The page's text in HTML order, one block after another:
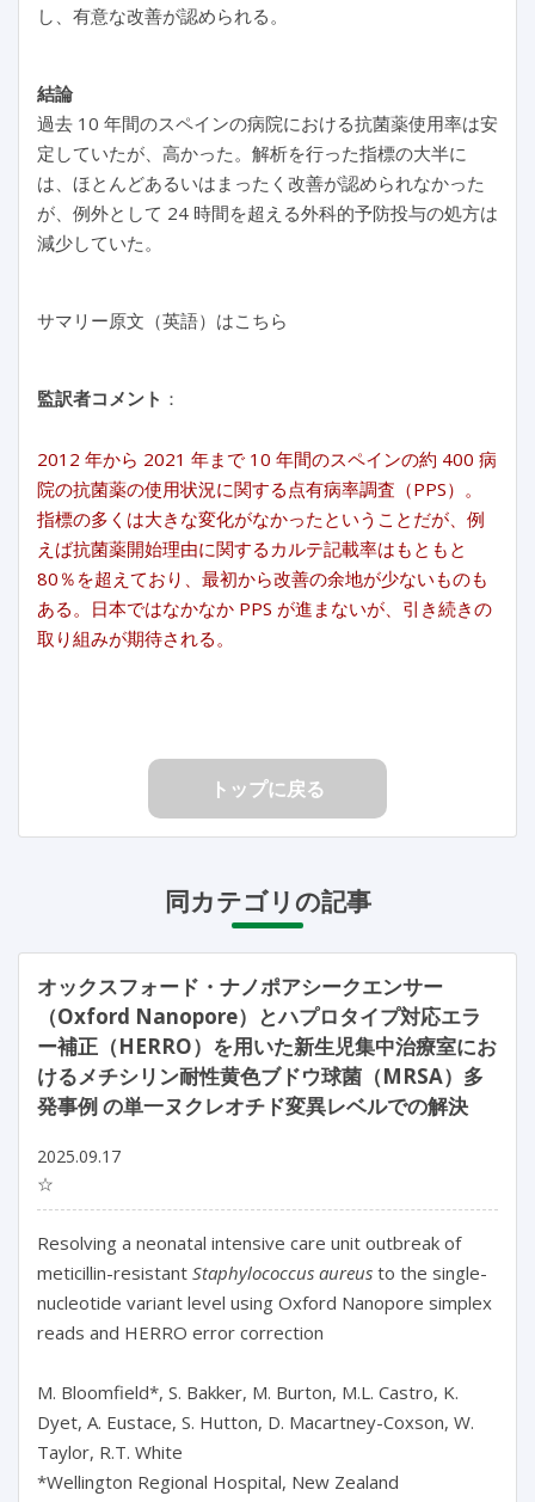
し、有意な改善が認められる。
結論
過去 10 年間のスペインの病院における抗菌薬使用率は安
定していたが、高かった。解析を行った指標の大半に
は、ほとんどあるいはまったく改善が認められなかった
が、例外として 24 時間を超える外科的予防投与の処方は
減少していた。
サマリー原文（英語）はこちら
監訳者コメント ：
2012 年から 2021 年まで 10 年間のスペインの約 400 病
院の抗菌薬の使用状況に関する点有病率調査（PPS）。
指標の多くは大きな変化がなかったということだが、例
えば抗菌薬開始理由に関するカルテ記載率はもともと
80％を超えており、最初から改善の余地が少ないものも
ある。日本ではなかなか PPS が進まないが、引き続きの
取り組みが期待される。
トップに戻る
同カテゴリの記事
オックスフォード・ナノポアシークエンサー
（Oxford Nanopore）とハプロタイプ対応エラ
ー補正（HERRO）を用いた新生児集中治療室にお
けるメチシリン耐性黄色ブドウ球菌（MRSA）多
発事例 の単一ヌクレオチド変異レベルでの解決
2025.09.17
☆
Resolving a neonatal intensive care unit outbreak of
meticillin-resistant Staphylococcus aureus to the single-
nucleotide variant level using Oxford Nanopore simplex
reads and HERRO error correction
M. Bloomfield*, S. Bakker, M. Burton, M.L. Castro, K.
Dyet, A. Eustace, S. Hutton, D. Macartney-Coxson, W.
Taylor, R.T. White
*Wellington Regional Hospital, New Zealand